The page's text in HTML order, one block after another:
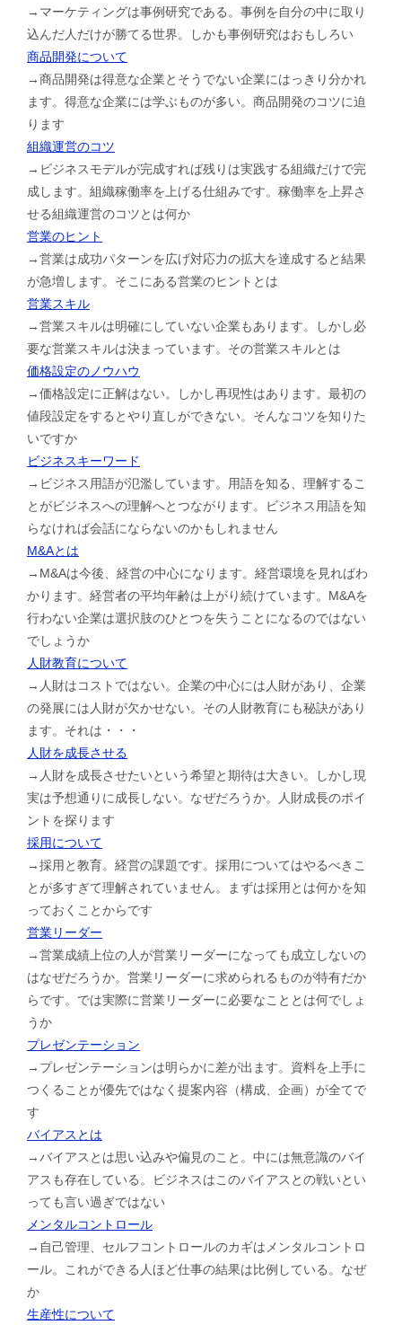
→マーケティングは事例研究である。事例を自分の中に取り
込んだ人だけが勝てる世界。しかも事例研究はおもしろい
商品開発について
→商品開発は得意な企業とそうでない企業にはっきり分かれ
ます。得意な企業には学ぶものが多い。商品開発のコツに迫
ります
組織運営のコツ
→ビジネスモデルが完成すれば残りは実践する組織だけで完
成します。組織稼働率を上げる仕組みです。稼働率を上昇さ
せる組織運営のコツとは何か
営業のヒント
→営業は成功パターンを広げ対応力の拡大を達成すると結果
が急増します。そこにある営業のヒントとは
営業スキル
→営業スキルは明確にしていない企業もあります。しかし必
要な営業スキルは決まっています。その営業スキルとは
価格設定のノウハウ
→価格設定に正解はない。しかし再現性はあります。最初の
値段設定をするとやり直しができない。そんなコツを知りた
いですか
ビジネスキーワード
→ビジネス用語が氾濫しています。用語を知る、理解するこ
とがビジネスへの理解へとつながります。ビジネス用語を知
らなければ会話にならないのかもしれません
M&Aとは
→M&Aは今後、経営の中心になります。経営環境を見ればわ
かります。経営者の平均年齢は上がり続けています。M&Aを
行わない企業は選択肢のひとつを失うことになるのではない
でしょうか
人財教育について
→人財はコストではない。企業の中心には人財があり、企業
の発展には人財が欠かせない。その人財教育にも秘訣があり
ます。それは・・・
人財を成長させる
→人財を成長させたいという希望と期待は大きい。しかし現
実は予想通りに成長しない。なぜだろうか。人財成長のポイ
ントを探ります
採用について
→採用と教育。経営の課題です。採用についてはやるべきこ
とが多すぎて理解されていません。まずは採用とは何かを知
っておくことからです
営業リーダー
→営業成績上位の人が営業リーダーになっても成立しないの
はなぜだろうか。営業リーダーに求められるものが特有だか
らです。では実際に営業リーダーに必要なこととは何でしょ
うか
プレゼンテーション
→プレゼンテーションは明らかに差が出ます。資料を上手に
つくることが優先ではなく提案内容（構成、企画）が全てで
す
バイアスとは
→バイアスとは思い込みや偏見のこと。中には無意識のバイ
アスも存在している。ビジネスはこのバイアスとの戦いとい
っても言い過ぎではない
メンタルコントロール
→自己管理、セルフコントロールのカギはメンタルコントロ
ール。これができる人ほど仕事の結果は比例している。なぜ
か
生産性について